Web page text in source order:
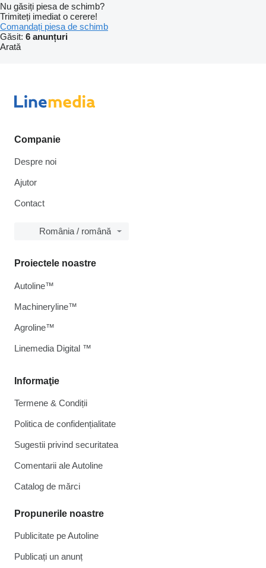
Nu găsiți piesa de schimb?
Trimiteți imediat o cerere!
Comandați piesa de schimb
Găsit: 6 anunțuri
Arată
Companie
Despre noi
Ajutor
Contact
România / română
Informaţie
Termene & Condiții
Politica de confidențialitate
Sugestii privind securitatea
Comentarii ale Autoline
Catalog de mărcі
Propunerile noastre
Publicitate pe Autoline
Publicați un anunț
Proiectele noastre
Autoline™
Machineryline™
Agroline™
Linemedia Digital ™